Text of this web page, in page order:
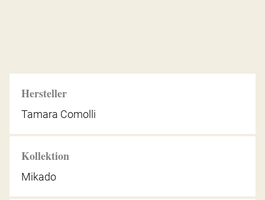
Hersteller
Tamara Comolli
Kollektion
Mikado